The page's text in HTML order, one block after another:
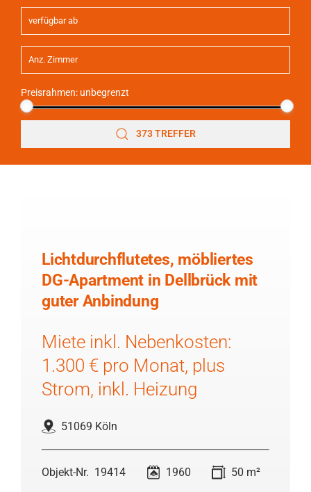
Preisrahmen: unbegrenzt
373 TREFFER
Lichtdurchflutetes, möbliertes
DG-Apartment in Dellbrück mit
guter Anbindung
Miete inkl. Nebenkosten:
1.300 € pro Monat, plus
Strom, inkl. Heizung
51069 Köln
19414 1960 50 m²